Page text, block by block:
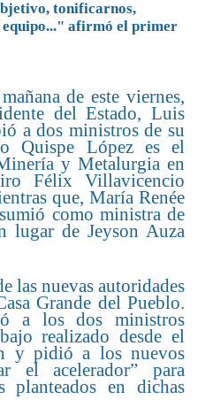
tonificarnos,
afirmó el primer
de este viernes,
del Estado, Luis
a dos ministros de su
Quispe López es el
y Metalurgia en
Félix Villavicencio
que, María Renée
como ministra de
lugar de Jeyson Auza
las nuevas autoridades
Grande del Pueblo.
a los dos ministros
realizado desde el
y pidió a los nuevos
el acelerador” para
en dichas